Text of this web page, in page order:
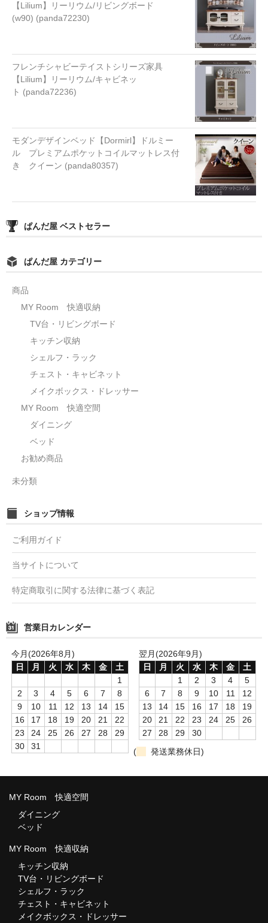
【Lilium】リーリウム/リビングボード
(w90) (panda72230)
フレンチシャビーテイストシリーズ家具
【Lilium】リーリウム/キャビネッ
ト (panda72236)
モダンデザインベッド【Dormirl】ドルミー
ル プレミアムポケットコイルマットレス付
き クイーン (panda80357)
ぱんだ屋 ベストセラー
ぱんだ屋 カテゴリー
商品
MY Room 快適収納
TV台・リビングボード
キッチン収納
シェルフ・ラック
チェスト・キャビネット
メイクボックス・ドレッサー
MY Room 快適空間
ダイニング
ベッド
お勧め商品
未分類
ショップ情報
ご利用ガイド
当サイトについて
特定商取引に関する法律に基づく表記
営業日カレンダー
今月(2026年8月)
日
月 火 水 木 金
土
1
2
3 4 5 6 7
8
9
10 11 12 13 14
15
16
17 18 19 20 21
22
23
24 25 26 27 28
29
30
31
翌月(2026年9月)
日
月 火 水 木 金
土
1
2 3 4
5
6
7 8 9 10 11
12
13
14 15 16 17 18
19
20
21 22 23 24 25
26
27
28 29
30
(
発送業務休日)
MY Room 快適空間
ダイニング
ベッド
MY Room 快適収納
キッチン収納
TV台・リビングボード
シェルフ・ラック
チェスト・キャビネット
メイクボックス・ドレッサー